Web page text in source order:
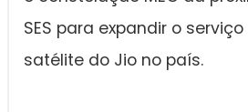
SES para expandir o
satélite do Jio no país.